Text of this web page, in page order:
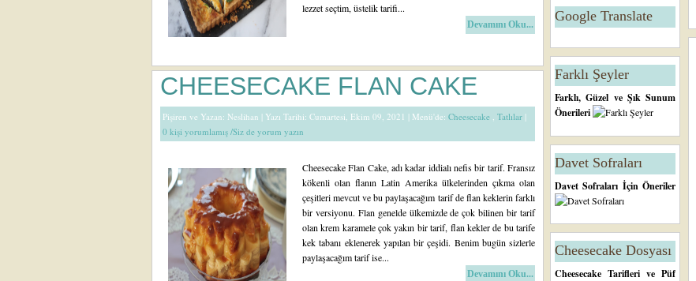
lezzet seçtim, üstelik tarifi...
Devamını Oku...
CHEESECAKE FLAN CAKE
Pişiren ve Yazan: Neslihan | Yazı Tarihi: Cumartesi, Ekim 09, 2021 | Menü'de: Cheesecake , Tatlılar |
0 kişi yorumlamış /Siz de yorum yazın
Cheesecake Flan Cake, adı kadar iddialı nefis bir tarif. Fransız
kökenli olan flanın Latin Amerika ülkelerinden çıkma olan
çeşitleri mevcut ve bu paylaşacağım tarif de flan keklerin farklı
bir versiyonu. Flan genelde ülkemizde de çok bilinen bir tarif
olan krem karamele çok yakın bir tarif, flan kekler de bu tarife
kek tabanı eklenerek yapılan bir çeşidi. Benim bugün sizlerle
paylaşacağım tarif ise...
Devamını Oku...
Google Translate
Farklı Şeyler
Farklı, Güzel ve Şık Sunum
Önerileri
Davet Sofraları
Davet Sofraları İçin Öneriler
Cheesecake Dosyası
Cheesecake Tarifleri ve Püf